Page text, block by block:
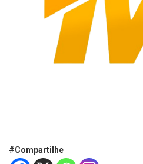
#Compartilhe